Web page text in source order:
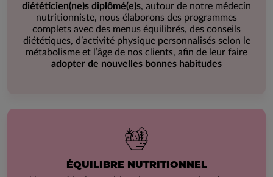
diététicien(ne)s diplômé(e)s, autour de notre médecin
nutritionniste, nous élaborons des programmes
complets avec des menus équilibrés, des conseils
diététiques, d’activité physique personnalisés selon le
métabolisme et l’âge de nos clients, afin de leur faire
adopter de nouvelles bonnes habitudes
ÉQUILIBRE NUTRITIONNEL